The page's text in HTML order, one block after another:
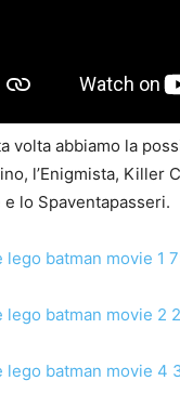
volta abbiamo la
l’Enigmista, Killer
e lo Spaventapasseri.